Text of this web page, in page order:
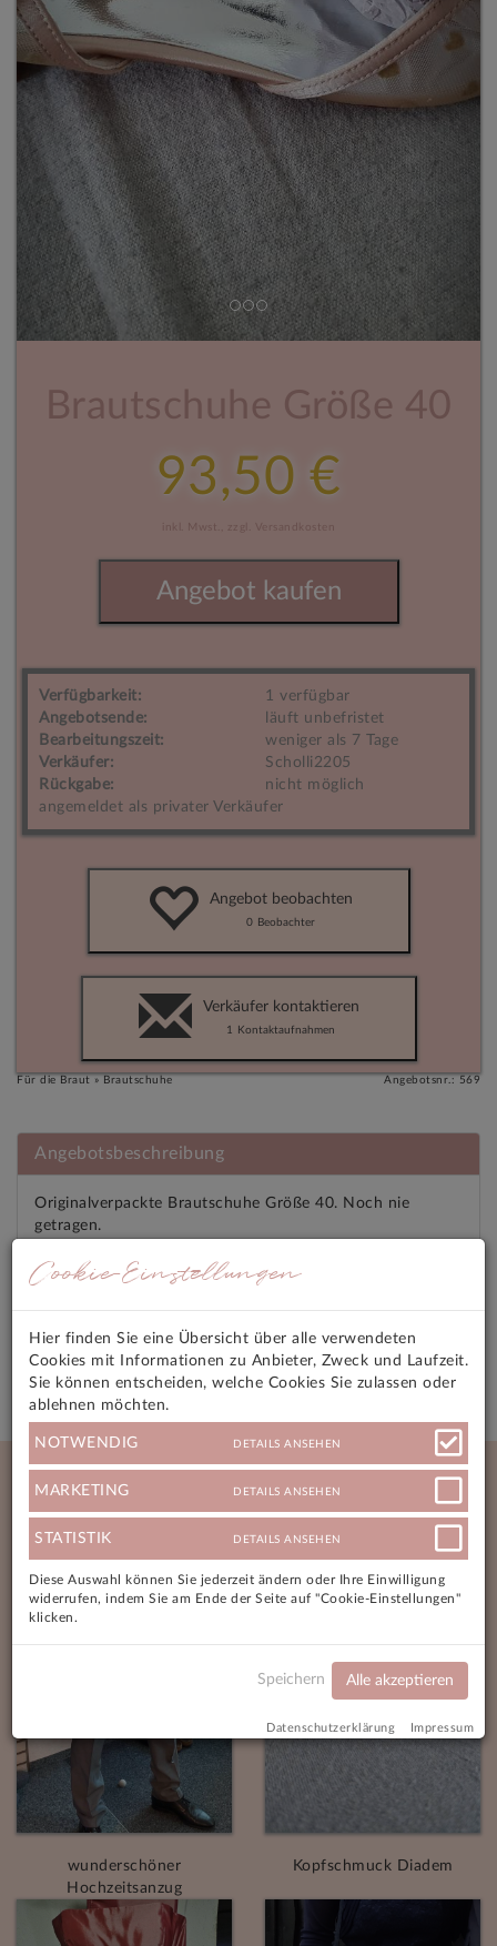
Brautschuhe Größe 40
93,50 €
inkl. Mwst., zzgl. Versandkosten
Angebot kaufen
Verfügbarkeit:
1 verfügbar
Angebotsende:
läuft unbefristet
Bearbeitungszeit:
weniger als 7 Tage
Verkäufer:
Scholli2205
Rückgabe:
nicht möglich
angemeldet als privater Verkäufer
Angebot beobachten
0 Beobachter
Verkäufer kontaktieren
1 Kontaktaufnahmen
Für die Braut » Brautschuhe Angebotsnr.: 569
Angebotsbeschreibung
Originalverpackte Brautschuhe Größe 40. Noch nie
getragen.
Versandkosten
Neue Angebote
wunderschöner
Hochzeitsanzug
Kopfschmuck Diadem
Cookie-Einstellungen
Hier finden Sie eine Übersicht über alle verwendeten
Cookies mit Informationen zu Anbieter, Zweck und Laufzeit.
Sie können entscheiden, welche Cookies Sie zulassen oder
ablehnen möchten.
NOTWENDIG DETAILS ANSEHEN
MARKETING DETAILS ANSEHEN
STATISTIK DETAILS ANSEHEN
Diese Auswahl können Sie jederzeit ändern oder Ihre Einwilligung
widerrufen, indem Sie am Ende der Seite auf "Cookie-Einstellungen"
klicken.
Speichern Alle akzeptieren
Datenschutzerklärung Impressum